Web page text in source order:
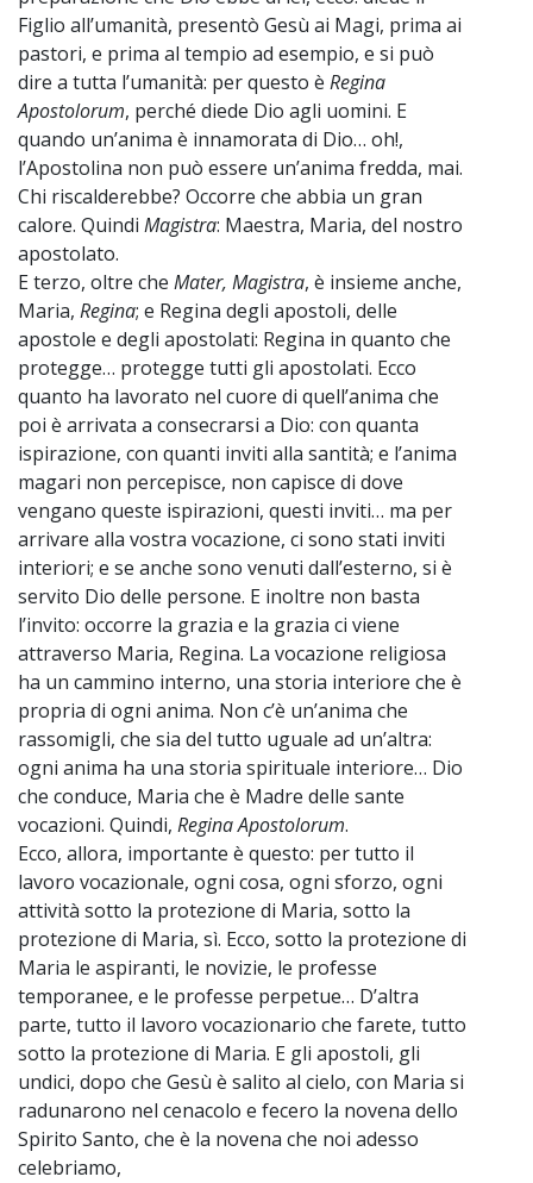
Figlio all’umanità, presentò Gesù ai Magi, prima ai
pastori, e prima al tempio ad esempio, e si può
dire a tutta l’umanità: per questo è Regina
Apostolorum, perché diede Dio agli uomini. E
quando un’anima è innamorata di Dio… oh!,
l’Apostolina non può essere un’anima fredda, mai.
Chi riscalderebbe? Occorre che abbia un gran
calore. Quindi Magistra: Maestra, Maria, del nostro
apostolato.
E terzo, oltre che Mater, Magistra, è insieme anche,
Maria, Regina; e Regina degli apostoli, delle
apostole e degli apostolati: Regina in quanto che
protegge… protegge tutti gli apostolati. Ecco
quanto ha lavorato nel cuore di quell’anima che
poi è arrivata a consecrarsi a Dio: con quanta
ispirazione, con quanti inviti alla santità; e l’anima
magari non percepisce, non capisce di dove
vengano queste ispirazioni, questi inviti… ma per
arrivare alla vostra vocazione, ci sono stati inviti
interiori; e se anche sono venuti dall’esterno, si è
servito Dio delle persone. E inoltre non basta
l’invito: occorre la grazia e la grazia ci viene
attraverso Maria, Regina. La vocazione religiosa
ha un cammino interno, una storia interiore che è
propria di ogni anima. Non c’è un’anima che
rassomigli, che sia del tutto uguale ad un’altra:
ogni anima ha una storia spirituale interiore… Dio
che conduce, Maria che è Madre delle sante
vocazioni. Quindi, Regina Apostolorum.
Ecco, allora, importante è questo: per tutto il
lavoro vocazionale, ogni cosa, ogni sforzo, ogni
attività sotto la protezione di Maria, sotto la
protezione di Maria, sì. Ecco, sotto la protezione di
Maria le aspiranti, le novizie, le professe
temporanee, e le professe perpetue… D’altra
parte, tutto il lavoro vocazionario che farete, tutto
sotto la protezione di Maria. E gli apostoli, gli
undici, dopo che Gesù è salito al cielo, con Maria si
radunarono nel cenacolo e fecero la novena dello
Spirito Santo, che è la novena che noi adesso
celebriamo,